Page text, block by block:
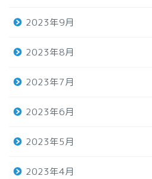
2023年9月
2023年8月
2023年7月
2023年6月
2023年5月
2023年4月